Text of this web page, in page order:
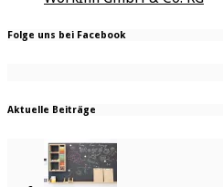
Folge uns bei Facebook
Aktuelle Beiträge